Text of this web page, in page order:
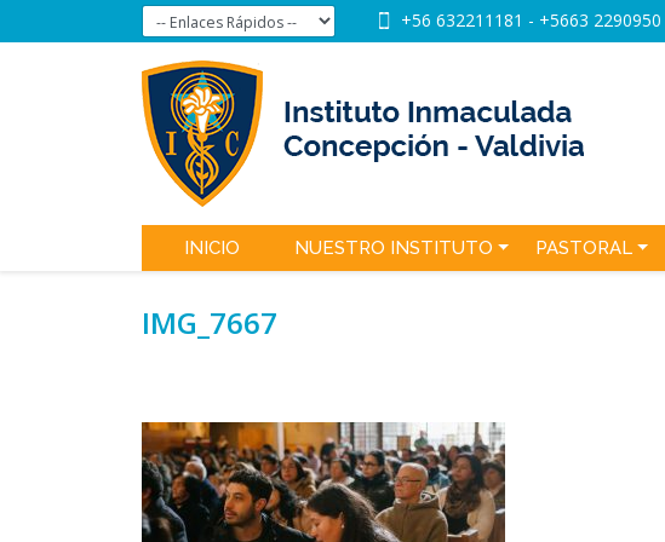
+56 632211181 - +5663 2290950
INICIO NUESTRO INSTITUTO PASTORAL
IMG_7667